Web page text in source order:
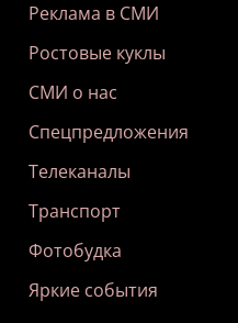
Реклама в СМИ
Ростовые куклы
СМИ о нас
Спецпредложения
Телеканалы
Транспорт
Фотобудка
Яркие события